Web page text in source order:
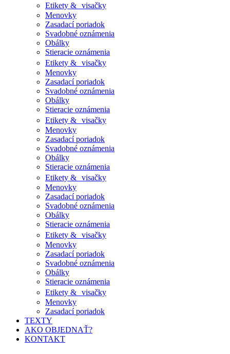
Etikety & visačky
Menovky
Zasadací poriadok
Svadobné oznámenia
Obálky
Stieracie oznámenia
Etikety & visačky
Menovky
Zasadací poriadok
Svadobné oznámenia
Obálky
Stieracie oznámenia
Etikety & visačky
Menovky
Zasadací poriadok
Svadobné oznámenia
Obálky
Stieracie oznámenia
Etikety & visačky
Menovky
Zasadací poriadok
Svadobné oznámenia
Obálky
Stieracie oznámenia
Etikety & visačky
Menovky
Zasadací poriadok
Svadobné oznámenia
Obálky
Stieracie oznámenia
Etikety & visačky
Menovky
Zasadací poriadok
TEXTY
AKO OBJEDNAŤ?
KONTAKT